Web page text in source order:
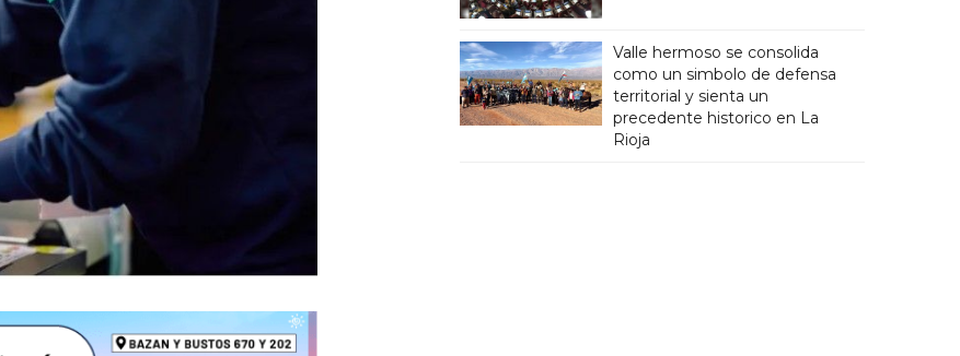
Valle hermoso se consolida
como un simbolo de defensa
territorial y sienta un
precedente historico en La
Rioja